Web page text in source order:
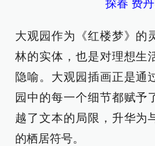
探春 费
大观园作为《红楼梦》的
林的实体，也是对理想生
隐喻。大观园插画正是通
园中的每一个细节都赋予
越了文本的局限，升华为
的栖居符号。